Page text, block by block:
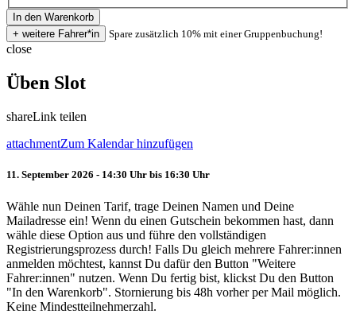
Spare zusätzlich 10% mit einer Gruppenbuchung!
close
Üben Slot
shareLink teilen
attachmentZum Kalendar hinzufügen
11. September 2026 - 14:30 Uhr bis 16:30 Uhr
Wähle nun Deinen Tarif, trage Deinen Namen und Deine
Mailadresse ein! Wenn du einen Gutschein bekommen hast, dann
wähle diese Option aus und führe den vollständigen
Registrierungsprozess durch! Falls Du gleich mehrere Fahrer:innen
anmelden möchtest, kannst Du dafür den Button "Weitere
Fahrer:innen" nutzen. Wenn Du fertig bist, klickst Du den Button
"In den Warenkorb". Stornierung bis 48h vorher per Mail möglich.
Keine Mindestteilnehmerzahl.